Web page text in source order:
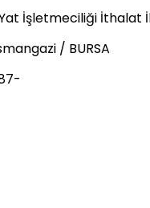
İşletmeciliği
/ BURSA